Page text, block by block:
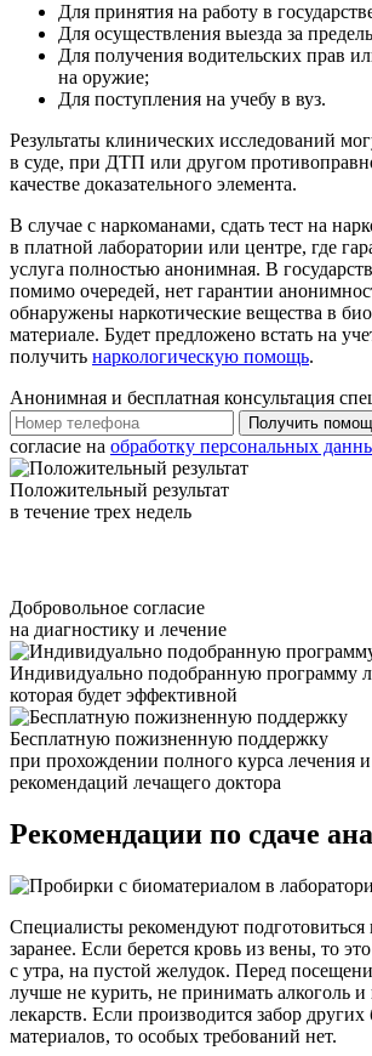
Для принятия на работу в
Для осуществления выезда за
Для получения водительских прав
на оружие;
Для поступления на учебу в вуз.
Результаты клинических исследований
в суде, при ДТП или другом
качестве доказательного элемента.
В случае с наркоманами, сдать тест на
в платной лаборатории или центре, где
услуга полностью анонимная. В
помимо очередей, нет гарантии
обнаружены наркотические вещества в
материале. Будет предложено встать на
получить наркологическую помощь.
Анонимная и бесплатная консультация
Получить
согласие на обработку персональных
Положительный результат
в течение трех недель
Добровольное согласие
на диагностику и лечение
Индивидуально подобранную программу
которая будет эффективной
Бесплатную пожизненную поддержку
при прохождении полного курса лечения
рекомендаций лечащего доктора
Рекомендации по сдаче
Специалисты рекомендуют подготовиться
заранее. Если берется кровь из вены, то
с утра, на пустой желудок. Перед
лучше не курить, не принимать алкоголь
лекарств. Если производится забор
материалов, то особых требований нет.